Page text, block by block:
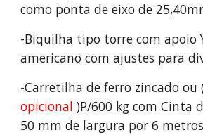
como ponta de eixo de
-Biquilha tipo torre com apoio
americano com ajustes para
-Carretilha de ferro zincado ou
opicional )P/600 kg com Cinta
50 mm de largura por 6